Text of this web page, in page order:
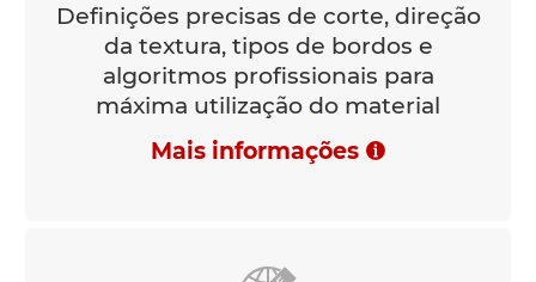
Definições precisas de corte, direção
da textura, tipos de bordos e
algoritmos profissionais para
máxima utilização do material
Mais informações